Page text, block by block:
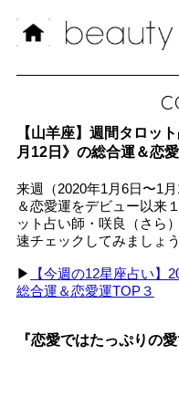
【山羊座】週間タロッ
月12日》の総合運＆恋
来週（2020年1月6日〜1
＆恋愛運をデビュー以来
ット占い師・咲良（さら
速チェックしてみましょう
▶︎
【今週の12星座占い】
総合運＆恋愛運TOP３
『恋愛ではたっぷりの